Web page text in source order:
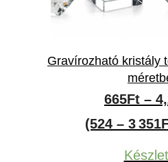
Gravírozható kristály
665Ft –
(524 – 3